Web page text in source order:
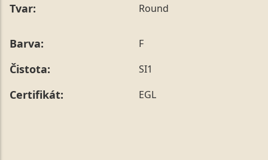
Tvar: Round
Barva: F
Čistota: SI1
Certifikát: EGL